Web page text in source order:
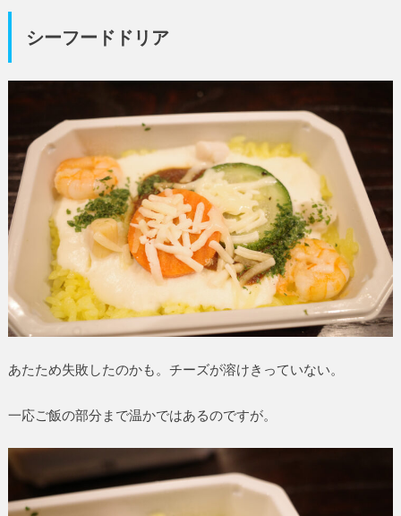
シーフードドリア
あたため失敗したのかも。チーズが溶けきっていない。
一応ご飯の部分まで温かではあるのですが。